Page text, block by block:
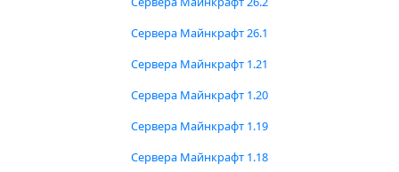
Сервера Майнкрафт 26.1
Сервера Майнкрафт 1.21
Сервера Майнкрафт 1.20
Сервера Майнкрафт 1.19
Сервера Майнкрафт 1.18